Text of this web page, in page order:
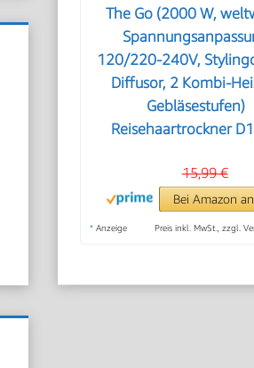
The Go (2000 W,
120/220-240V,
Diffusor, 2 Kombi-
Gebläsestufen)
Reisehaartrockner
15,99 €
Bei Amazon
* Anzeige Preis inkl. MwSt., zzgl.